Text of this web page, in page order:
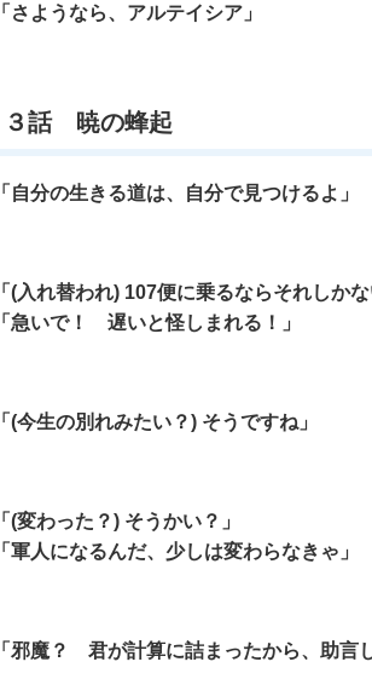
「さようなら、アルテイシア」
３話 暁の蜂起
「自分の生きる道は、自分で見つけるよ」
「(入れ替われ) 107便に乗るならそれしか
「急いで！ 遅いと怪しまれる！」
「(今生の別れみたい？) そうですね」
「(変わった？) そうかい？」
「軍人になるんだ、少しは変わらなきゃ」
「邪魔？ 君が計算に詰まったから、助言